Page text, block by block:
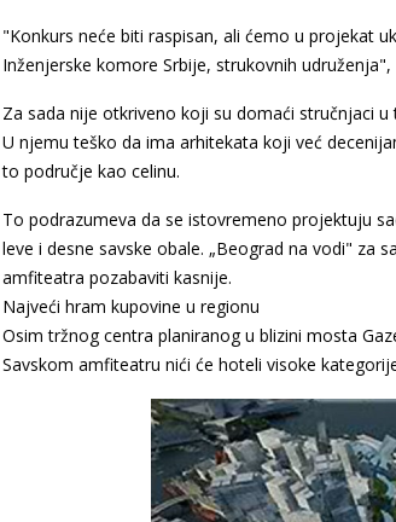
"Konkurs neće biti raspisan, ali ćemo u projekat
Inženjerske komore Srbije, strukovnih
Za sada nije otkriveno koji su domaći stručnjaci
U njemu teško da ima arhitekata koji već
to područje kao celinu.
To podrazumeva da se istovremeno projektuju
leve i desne savske obale. „Beograd na vodi" za
amfiteatra pozabaviti kasnije.
Najveći hram kupovine u regionu
Osim tržnog centra planiranog u blizini mosta
Savskom amfiteatru nići će hoteli visoke